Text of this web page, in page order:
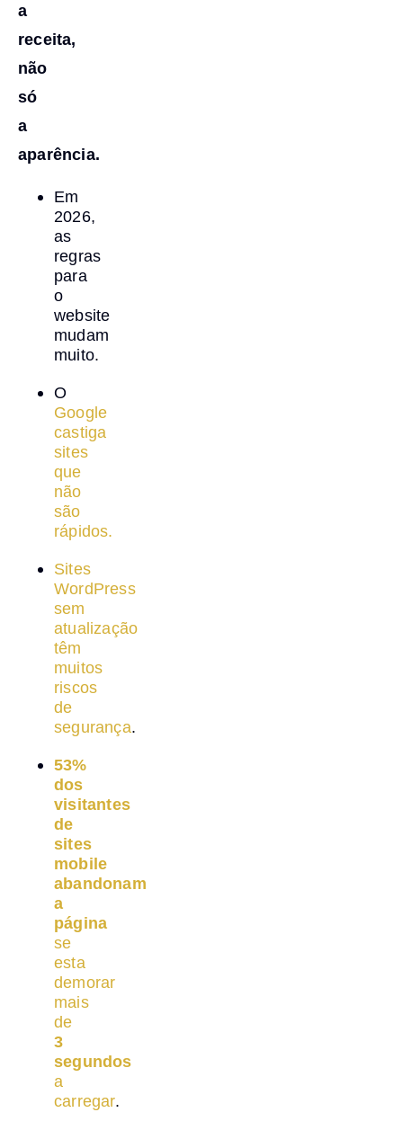
a
receita,
não
só
a
aparência.
Em
2026,
as
regras
para
o
website
mudam
muito.
O
Google
castiga
sites
que
não
são
rápidos.
Sites
WordPress
sem
atualização
têm
muitos
riscos
de
segurança.
53%
dos
visitantes
de
sites
mobile
abandonam
a
página
se
esta
demorar
mais
de
3
segundos
a
carregar.